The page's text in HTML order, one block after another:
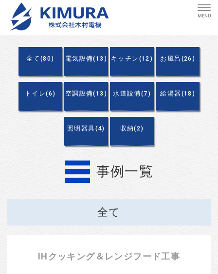
全て(80) 電気設備(13) キッチン(12) お風呂(26)
トイレ(6) 空調設備(13) 水道設備(7) 給湯器(18)
照明器具(4) 収納(2)
事例一覧
全て
IHクッキング＆レンジフード工事